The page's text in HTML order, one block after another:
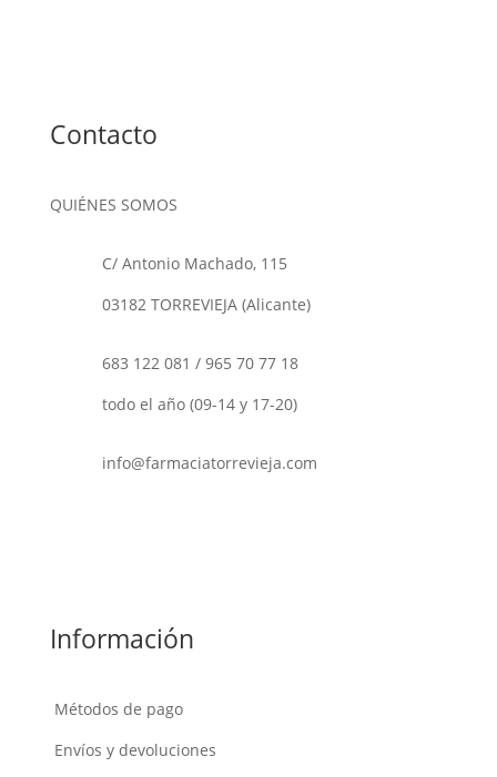
Contacto
QUIÉNES SOMOS
C/ Antonio Machado, 115
03182 TORREVIEJA (Alicante)
683 122 081 / 965 70 77 18
todo el año (09-14 y 17-20)
info@farmaciatorrevieja.com
Información
Métodos de pago
Envíos y devoluciones